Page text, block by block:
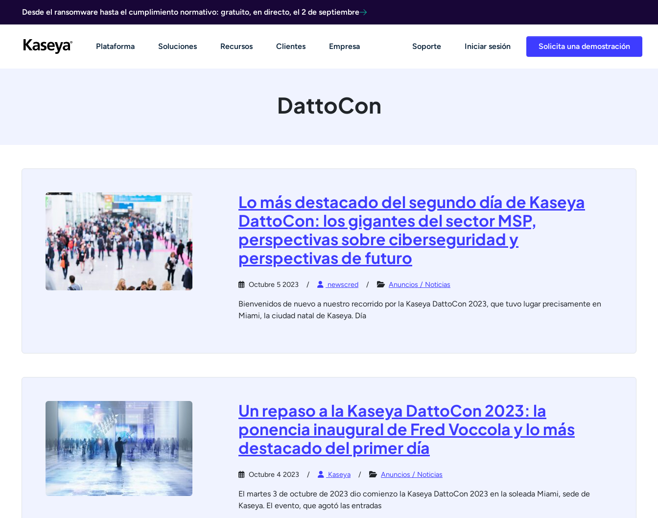
Desde el ransomware hasta el cumplimiento normativo: gratuito, en directo, el 2 de septiembre
Solicita una demostración
Plataforma Soluciones Recursos Clientes Empresa Soporte Iniciar sesión
DattoCon
Lo más destacado del segundo día de Kaseya
DattoCon: los gigantes del sector MSP,
perspectivas sobre ciberseguridad y
perspectivas de futuro
Octubre 5 2023 newscred Anuncios / Noticias
Bienvenidos de nuevo a nuestro recorrido por la Kaseya DattoCon 2023, que tuvo lugar precisamente en
Miami, la ciudad natal de Kaseya. Día
Un repaso a la Kaseya DattoCon 2023: la
ponencia inaugural de Fred Voccola y lo más
destacado del primer día
Octubre 4 2023 Kaseya Anuncios / Noticias
El martes 3 de octubre de 2023 dio comienzo la Kaseya DattoCon 2023 en la soleada Miami, sede de
Kaseya. El evento, que agotó las entradas